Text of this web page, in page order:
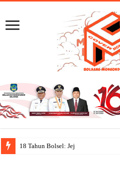
18 Tahun Bolsel: Jejak Capaian, Sema